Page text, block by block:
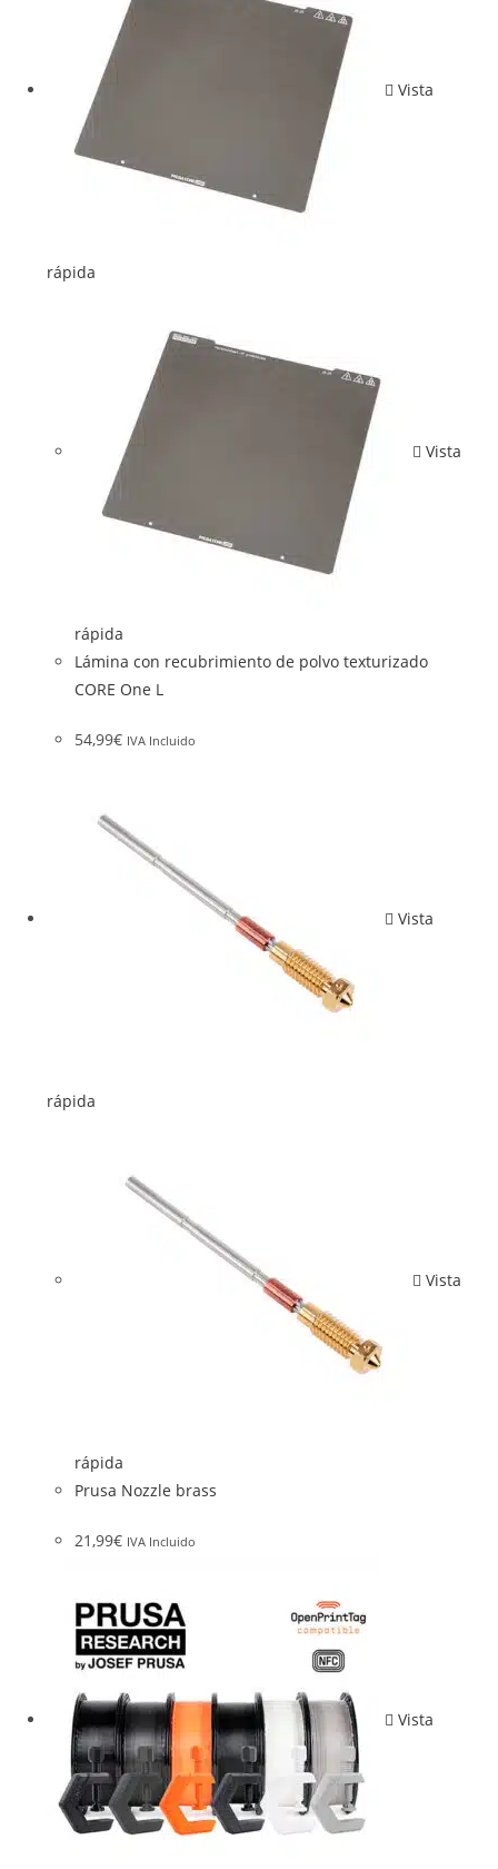
Vista
rápida
Vista
rápida
Lámina con recubrimiento de polvo texturizado
CORE One L
54,99€ IVA Incluido
Vista
rápida
Vista
rápida
Prusa Nozzle brass
21,99€ IVA Incluido
Vista